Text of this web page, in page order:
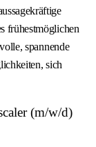
frühestmöglichen
spannende
sich
(m/w/d)